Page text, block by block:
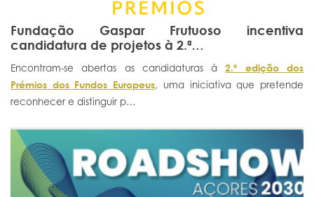
Investigação
Portal do Investigador
Fundação Gaspar Frutuoso incentiva
candidatura de projetos à 2.ª…
Encontram-se abertas as candidaturas à2.ª edição dos
Prémios dos Fundos Europeus, uma iniciativa que pretende
reconhecer e distinguir p…